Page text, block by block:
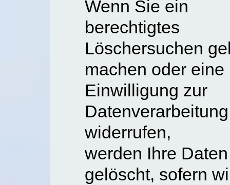
Wenn Sie ein
berechtigtes
Löschersuchen
machen oder eine
Einwilligung zur
Datenverarbeitung
widerrufen,
werden Ihre Daten
gelöscht, sofern